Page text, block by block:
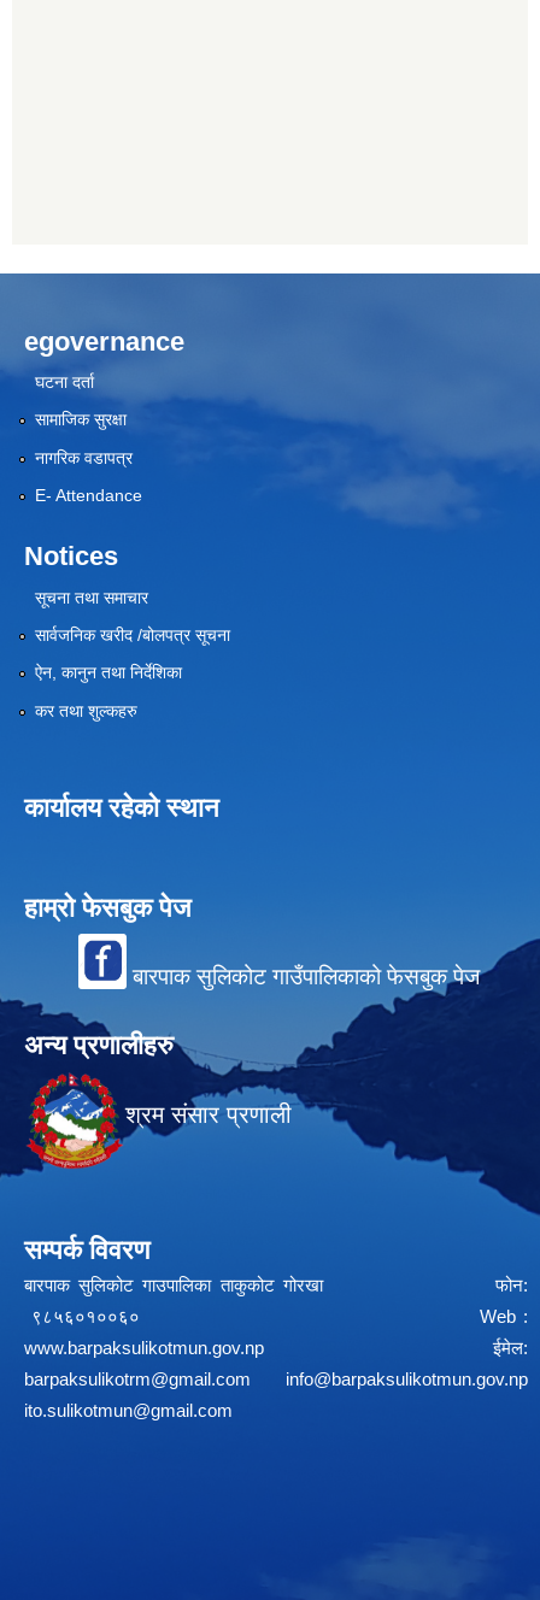
egovernance
घटना दर्ता
सामाजिक सुरक्षा
नागरिक वडापत्र
E- Attendance
Notices
सूचना तथा समाचार
सार्वजनिक खरीद /बोलपत्र सूचना
ऐन, कानुन तथा निर्देशिका
कर तथा शुल्कहरु
कार्यालय रहेको स्थान
हाम्रो फेसबुक पेज
बारपाक सुलिकोट गाउँपालिकाको फेसबुक पेज
अन्य प्रणालीहरु
श्रम संसार प्रणाली
सम्पर्क विवरण
बारपाक सुलिकोट गाउपालिका ताकुकोट गोरखा फोन:
९८५६०१००६० Web :
www.barpaksulikotmun.gov.np
ईमेल:
barpaksulikotrm@gmail.com
info@barpaksulikotmun.gov.np
ito.sulikotmun@gmail.com